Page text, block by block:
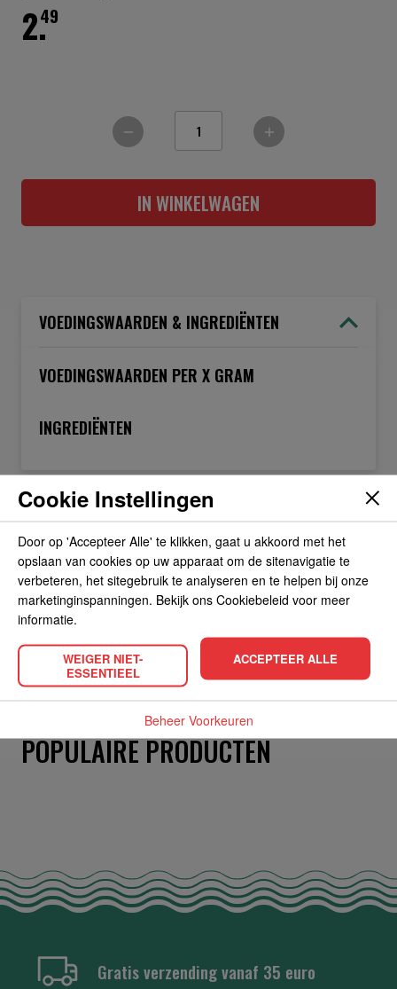
49
2.
IN WINKELWAGEN
VOEDINGSWAARDEN & INGREDIËNTEN
VOEDINGSWAARDEN PER X GRAM
INGREDIËNTEN
OVER DE FABRIKANT
ALLERGIEËN
OVERIGE INFORMATIE
POPULAIRE PRODUCTEN
Gratis verzending vanaf 35 euro
Cookie Instellingen
Door op 'Accepteer Alle' te klikken, gaat u akkoord met het
opslaan van cookies op uw apparaat om de sitenavigatie te
verbeteren, het sitegebruik te analyseren en te helpen bij onze
marketinginspanningen. Bekijk ons Cookiebeleid voor meer
informatie.
WEIGER NIET-
ESSENTIEEL
ACCEPTEER ALLE
Beheer Voorkeuren